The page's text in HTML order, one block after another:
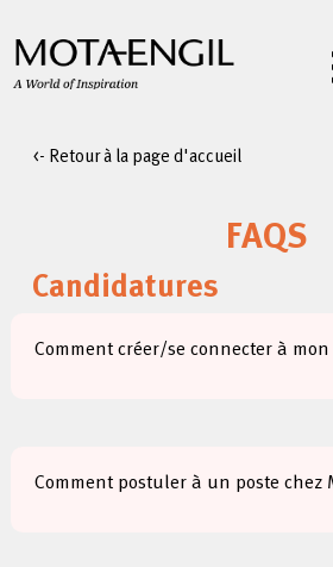
<- Retour à la page d'accueil
FAQS
Candidatures
Comment créer/se connecter à
Comment postuler à un poste chez